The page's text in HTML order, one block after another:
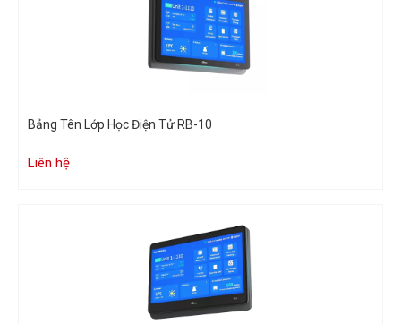
Bảng Tên Lớp Học Điện Tử RB-10
Liên hệ